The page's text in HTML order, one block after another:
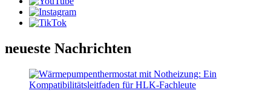
neueste Nachrichten